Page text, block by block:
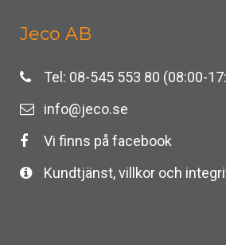
Jeco AB
Tel: 08-545 553 80 (08:00-
info@jeco.se
Vi finns på facebook
Kundtjänst, villkor och